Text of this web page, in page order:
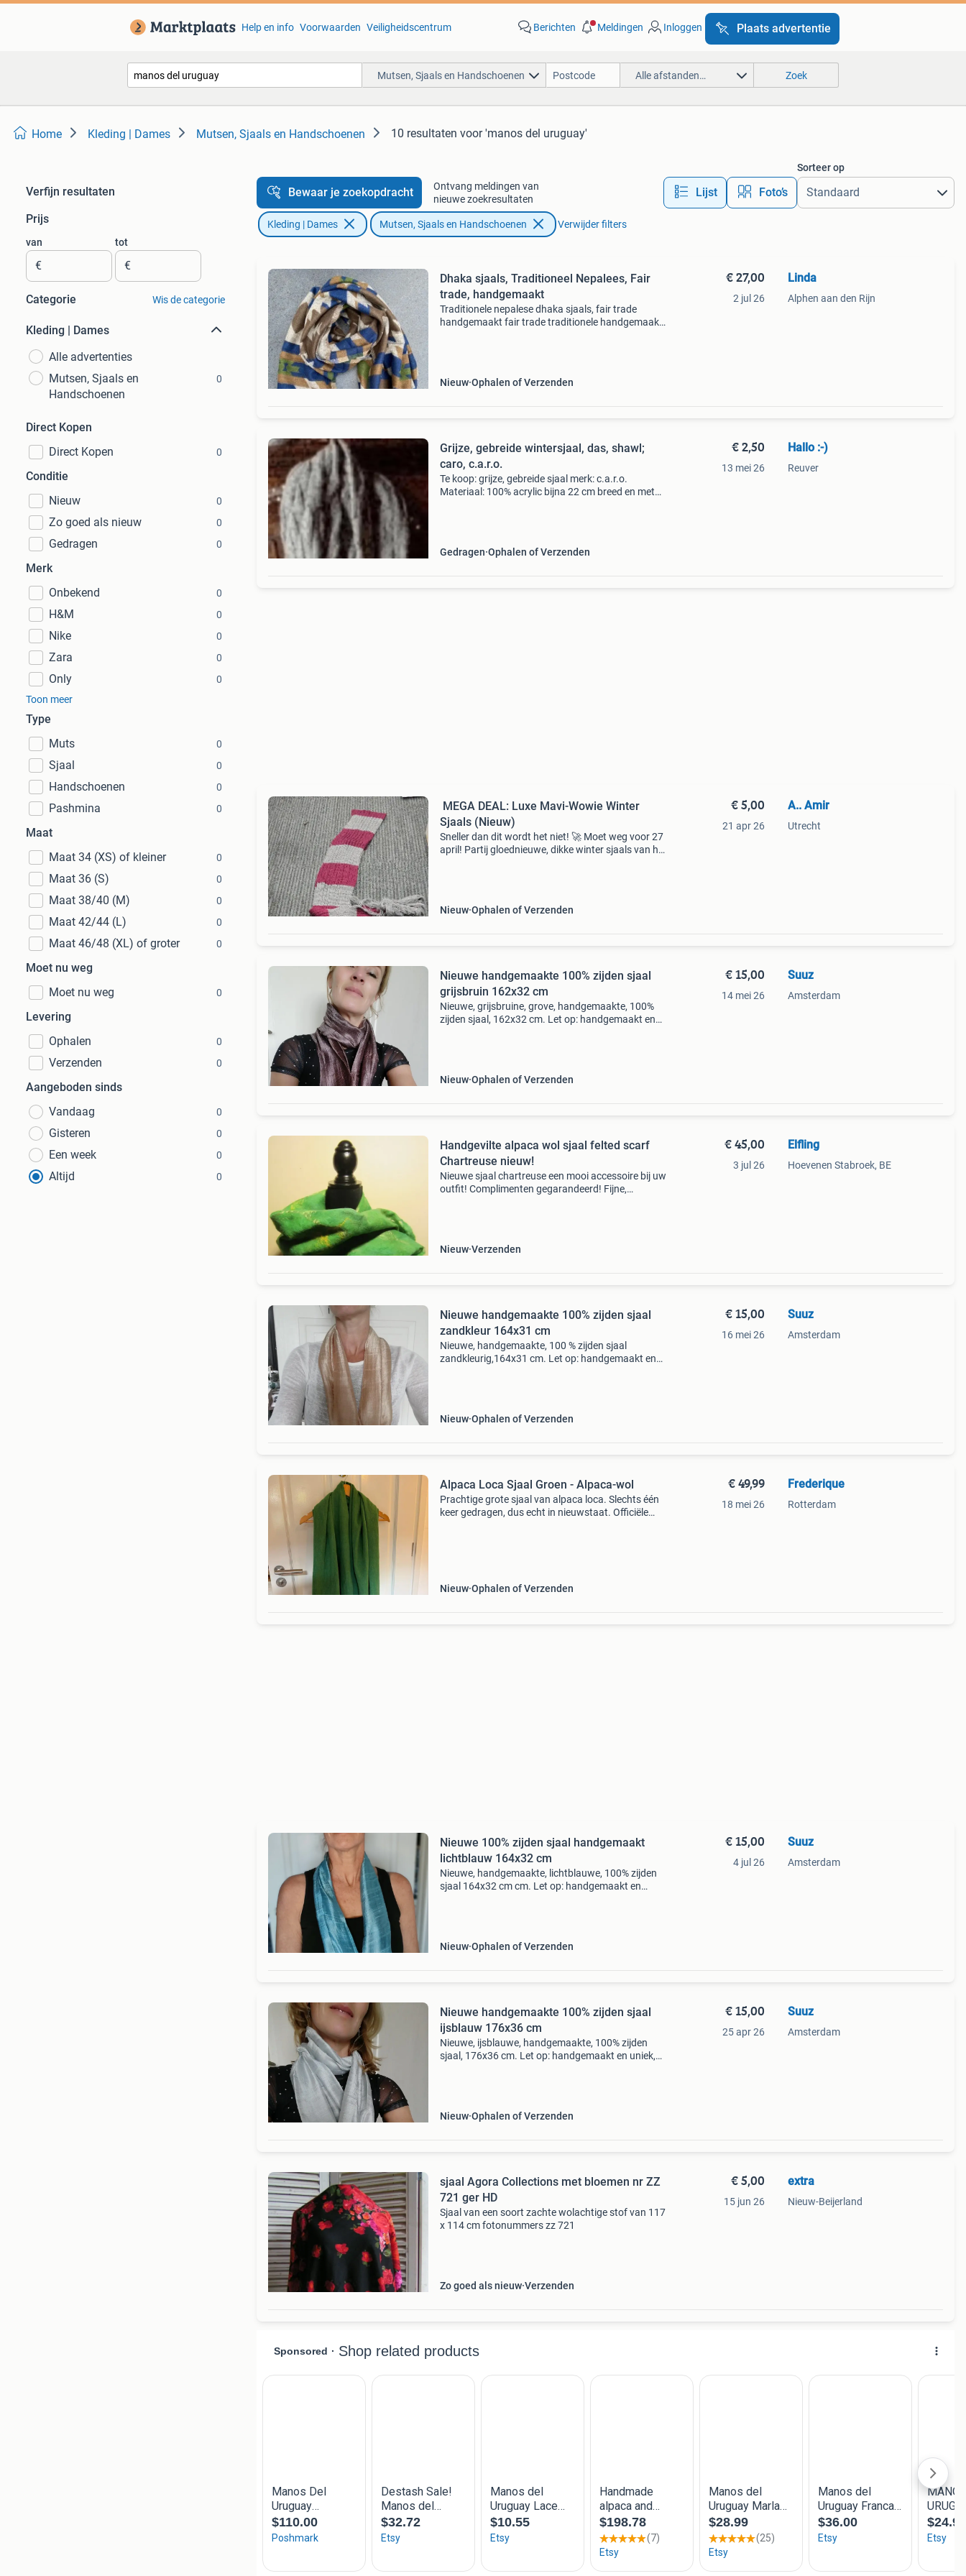
Help en info Voorwaarden Veiligheidscentrum Berichten Meldingen Inloggen Plaats advertentie
Mutsen, Sjaals en Handschoenen Alle afstanden… Zoek
Home Kleding | Dames Mutsen, Sjaals en Handschoenen 10 resultaten voor 'manos del uruguay'
Verfijn resultaten
Prijs
van
€
tot
€
Categorie Wis de categorie
Kleding | Dames
Alle advertenties
Mutsen, Sjaals en
Handschoenen
0
Direct Kopen
Direct Kopen
0
Conditie
Nieuw
0
Zo goed als nieuw 0
Gedragen 0
Merk
Onbekend
0
H&M 0
Nike 0
Zara 0
Only
0
Toon meer
Type
Muts
0
Sjaal 0
Handschoenen 0
Pashmina 0
Maat
Maat 34 (XS) of kleiner
0
Maat 36 (S) 0
Maat 38/40 (M) 0
Maat 42/44 (L) 0
Maat 46/48 (XL) of groter 0
Moet nu weg
Moet nu weg
0
Levering
Ophalen
0
Verzenden 0
Aangeboden sinds
Vandaag
0
Gisteren 0
Een week 0
Altijd 0
Bewaar je zoekopdracht
Ontvang meldingen van
nieuwe zoekresultaten
Lijst Foto’s
Sorteer op
Kleding | Dames Mutsen, Sjaals en Handschoenen Verwijder filters
Dhaka sjaals, Traditioneel Nepalees, Fair
trade, handgemaakt
Traditionele nepalese dhaka sjaals, fair trade
handgemaakt fair trade traditionele handgemaakte
Nieuw Ophalen of Verzenden
€ 27,00
2 jul 26
Linda
Alphen aan den Rijn
Grijze, gebreide wintersjaal, das, shawl;
caro, c.a.r.o.
Te koop: grijze, gebreide sjaal merk: c.a.r.o.
Materiaal: 100% acrylic bijna 22 cm breed en met
Gedragen Ophalen of Verzenden
€ 2,50
13 mei 26
Hallo :-)
Reuver
​ MEGA DEAL: Luxe Mavi-Wowie Winter
Sjaals (Nieuw)
Sneller dan dit wordt het niet! 🚀 Moet weg voor 27
april! Partij gloednieuwe, dikke winter sjaals van het
Nieuw Ophalen of Verzenden
€ 5,00
21 apr 26
A.. Amir
Utrecht
Nieuwe handgemaakte 100% zijden sjaal
grijsbruin 162x32 cm
Nieuwe, grijsbruine, grove, handgemaakte, 100%
zijden sjaal, 162x32 cm. Let op: handgemaakt en
Nieuw Ophalen of Verzenden
€ 15,00
14 mei 26
Suuz
Amsterdam
Handgevilte alpaca wol sjaal felted scarf
Chartreuse nieuw!
Nieuwe sjaal chartreuse een mooi accessoire bij uw
outfit! Complimenten gegarandeerd! Fijne,
Nieuw Verzenden
€ 45,00
3 jul 26
Elfling
Hoevenen Stabroek, BE
Nieuwe handgemaakte 100% zijden sjaal
zandkleur 164x31 cm
Nieuwe, handgemaakte, 100 % zijden sjaal
zandkleurig,164x31 cm. Let op: handgemaakt en
Nieuw Ophalen of Verzenden
€ 15,00
16 mei 26
Suuz
Amsterdam
Alpaca Loca Sjaal Groen - Alpaca-wol
Prachtige grote sjaal van alpaca loca. Slechts één
keer gedragen, dus echt in nieuwstaat. Officiële
Nieuw Ophalen of Verzenden
€ 49,99
18 mei 26
Frederique
Rotterdam
Nieuwe 100% zijden sjaal handgemaakt
lichtblauw 164x32 cm
Nieuwe, handgemaakte, lichtblauwe, 100% zijden
sjaal 164x32 cm cm. Let op: handgemaakt en
Nieuw Ophalen of Verzenden
€ 15,00
4 jul 26
Suuz
Amsterdam
Nieuwe handgemaakte 100% zijden sjaal
ijsblauw 176x36 cm
Nieuwe, ijsblauwe, handgemaakte, 100% zijden
sjaal, 176x36 cm. Let op: handgemaakt en uniek,
Nieuw Ophalen of Verzenden
€ 15,00
25 apr 26
Suuz
Amsterdam
sjaal Agora Collections met bloemen nr ZZ
721 ger HD
Sjaal van een soort zachte wolachtige stof van 117
x 114 cm fotonummers zz 721
Zo goed als nieuw Verzenden
€ 5,00
15 jun 26
extra
Nieuw-Beijerland